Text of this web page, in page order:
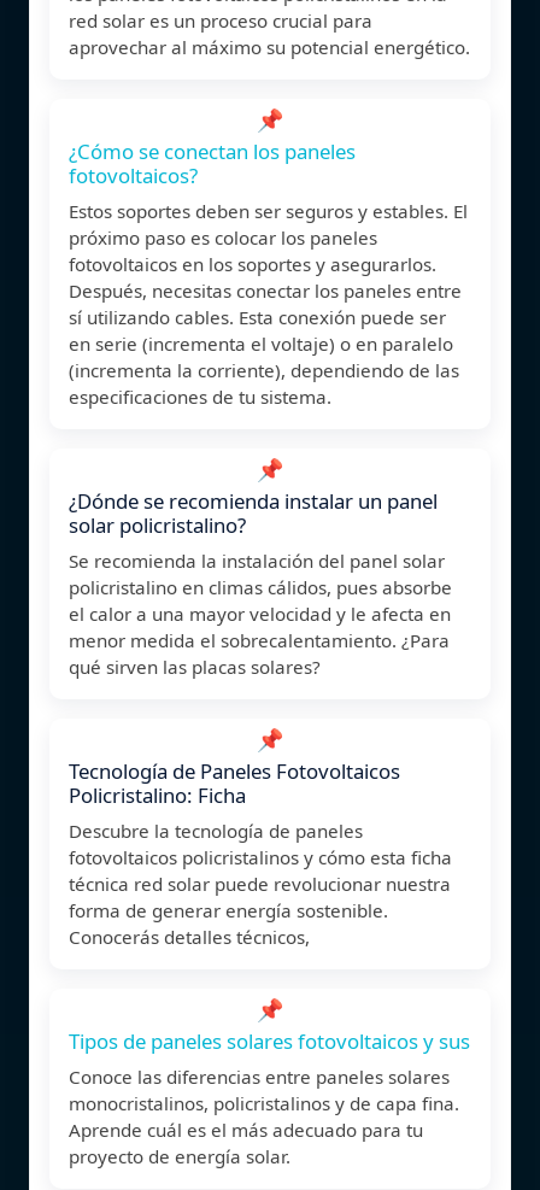
red solar es un proceso crucial para
aprovechar al máximo su potencial energético.
📌
¿Cómo se conectan los paneles
fotovoltaicos?
Estos soportes deben ser seguros y estables. El
próximo paso es colocar los paneles
fotovoltaicos en los soportes y asegurarlos.
Después, necesitas conectar los paneles entre
sí utilizando cables. Esta conexión puede ser
en serie (incrementa el voltaje) o en paralelo
(incrementa la corriente), dependiendo de las
especificaciones de tu sistema.
📌
¿Dónde se recomienda instalar un panel
solar policristalino?
Se recomienda la instalación del panel solar
policristalino en climas cálidos, pues absorbe
el calor a una mayor velocidad y le afecta en
menor medida el sobrecalentamiento. ¿Para
qué sirven las placas solares?
📌
Tecnología de Paneles Fotovoltaicos
Policristalino: Ficha
Descubre la tecnología de paneles
fotovoltaicos policristalinos y cómo esta ficha
técnica red solar puede revolucionar nuestra
forma de generar energía sostenible.
Conocerás detalles técnicos,
📌
Tipos de paneles solares fotovoltaicos y sus
Conoce las diferencias entre paneles solares
monocristalinos, policristalinos y de capa fina.
Aprende cuál es el más adecuado para tu
proyecto de energía solar.